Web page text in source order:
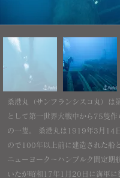
桑港丸（サンフランシスコ丸）は
として第一世界大戦中から75隻作
の一隻。 桑港丸は1919年3月14
ので100年以上前に建造された船
ニューヨーク～ハンブルク間定期
いたが昭和17年1月20日に海軍に